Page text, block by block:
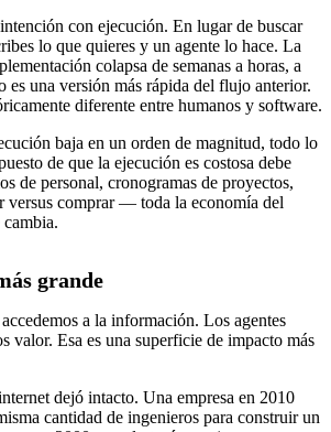
con ejecución. En lugar de buscar
lo que quieres y un agente lo hace. La
colapsa de semanas a horas, a
es una versión más rápida del flujo anterior.
diferente entre humanos y software.
baja en un orden de magnitud, todo lo
de que la ejecución es costosa debe
de personal, cronogramas de proyectos,
versus comprar — toda la economía del
grande
a la información. Los agentes
valor. Esa es una superficie de impacto más
dejó intacto. Una empresa en 2010
cantidad de ingenieros para construir un